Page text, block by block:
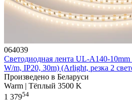
064039
Светодиодная лента UL-A140-
W/m, IP20, 30m) (Arlight, резка 2
Произведено в Беларуси
Warm | Тёплый 3500 K
1 37954